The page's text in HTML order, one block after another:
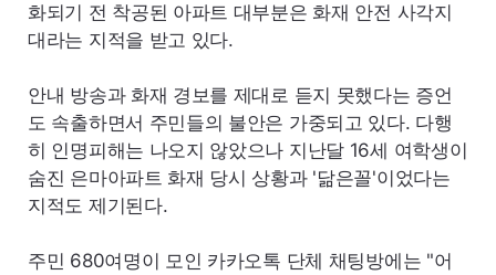
화되기 전 착공된 아파트 대부분은 화재 안전 사각지
대라는 지적을 받고 있다.
안내 방송과 화재 경보를 제대로 듣지 못했다는 증언
도 속출하면서 주민들의 불안은 가중되고 있다. 다행
히 인명피해는 나오지 않았으나 지난달 16세 여학생이
숨진 은마아파트 화재 당시 상황과 '닮은꼴'이었다는
지적도 제기된다.
주민 680여명이 모인 카카오톡 단체 채팅방에는 "어